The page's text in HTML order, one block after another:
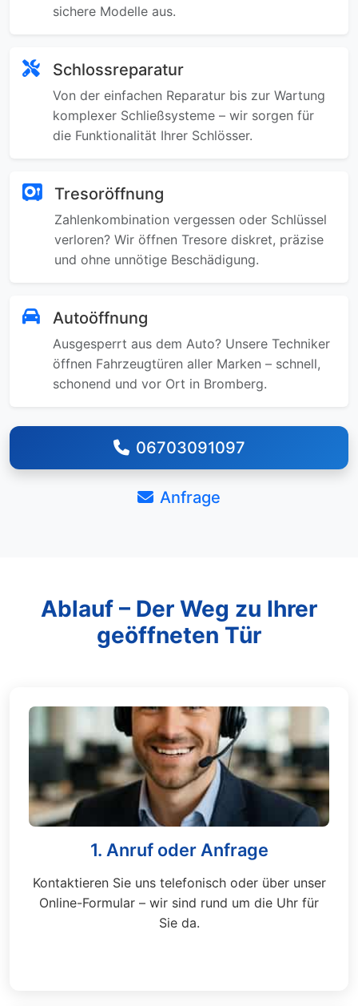
sichere Modelle aus.
Schlossreparatur
Von der einfachen Reparatur bis zur Wartung
komplexer Schließsysteme – wir sorgen für
die Funktionalität Ihrer Schlösser.
Tresoröffnung
Zahlenkombination vergessen oder Schlüssel
verloren? Wir öffnen Tresore diskret, präzise
und ohne unnötige Beschädigung.
Autoöffnung
Ausgesperrt aus dem Auto? Unsere Techniker
öffnen Fahrzeugtüren aller Marken – schnell,
schonend und vor Ort in Bromberg.
06703091097
Anfrage
Ablauf – Der Weg zu Ihrer
geöffneten Tür
1. Anruf oder Anfrage
Kontaktieren Sie uns telefonisch oder über unser
Online-Formular – wir sind rund um die Uhr für
Sie da.